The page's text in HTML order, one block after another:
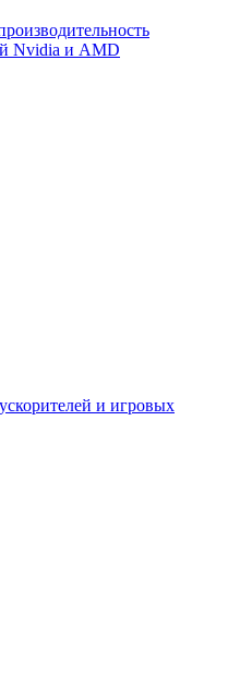
Nvidia и AMD
и игровых